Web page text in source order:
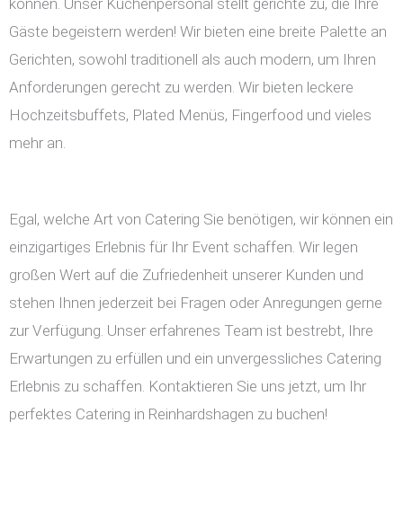
können. Unser Küchenpersonal stellt gerichte zu, die Ihre
Gäste begeistern werden! Wir bieten eine breite Palette an
Gerichten, sowohl traditionell als auch modern, um Ihren
Anforderungen gerecht zu werden. Wir bieten leckere
Hochzeitsbuffets, Plated Menüs, Fingerfood und vieles
mehr an.
Egal, welche Art von Catering Sie benötigen, wir können ein
einzigartiges Erlebnis für Ihr Event schaffen. Wir legen
großen Wert auf die Zufriedenheit unserer Kunden und
stehen Ihnen jederzeit bei Fragen oder Anregungen gerne
zur Verfügung. Unser erfahrenes Team ist bestrebt, Ihre
Erwartungen zu erfüllen und ein unvergessliches Catering
Erlebnis zu schaffen. Kontaktieren Sie uns jetzt, um Ihr
perfektes Catering in Reinhardshagen zu buchen!